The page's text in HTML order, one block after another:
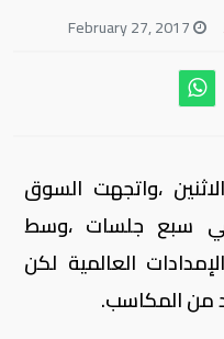
،واتجهت السوق
في سبع جلسات ،وسط
العالمية لكن
من المكاسب.